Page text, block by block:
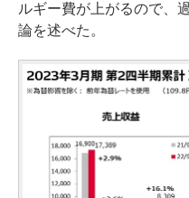
ルギー費が上がるので、
論を述べた。